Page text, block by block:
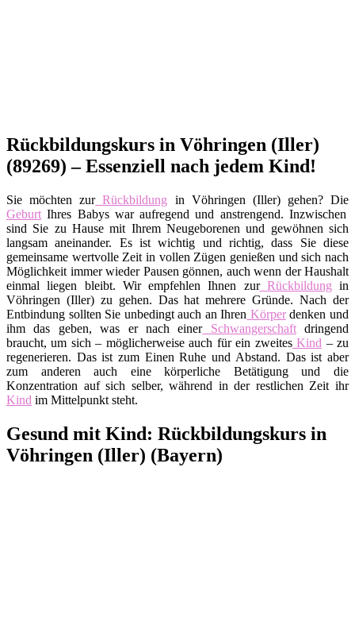
Rückbildungskurs in Vöhringen (Iller)
(89269) – Essenziell nach jedem Kind!
Sie möchten zurRückbildung in Vöhringen (Iller) gehen? Die
Geburt Ihres Babys war aufregend und anstrengend. Inzwischen
sind Sie zu Hause mit Ihrem Neugeborenen und gewöhnen sich
langsam aneinander. Es ist wichtig und richtig, dass Sie diese
gemeinsame wertvolle Zeit in vollen Zügen genießen und sich nach
Möglichkeit immer wieder Pausen gönnen, auch wenn der Haushalt
einmal liegen bleibt. Wir empfehlen Ihnen zurRückbildung in
Vöhringen (Iller) zu gehen. Das hat mehrere Gründe. Nach der
Entbindung sollten Sie unbedingt auch an Ihren Körperdenken und
ihm das geben, was er nach einerSchwangerschaftdringend
braucht, um sich – möglicherweise auch für ein zweitesKind – zu
regenerieren. Das ist zum Einen Ruhe und Abstand. Das ist aber
zum anderen auch eine körperliche Betätigung und die
Konzentration auf sich selber, während in der restlichen Zeit ihr
Kind im Mittelpunkt steht.
Gesund mit Kind: Rückbildungskurs in
Vöhringen (Iller) (Bayern)